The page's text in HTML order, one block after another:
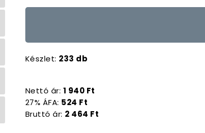
Készlet: 233 db
Nettó ár: 1 940 Ft
27% ÁFA: 524 Ft
Bruttó ár: 2 464 Ft